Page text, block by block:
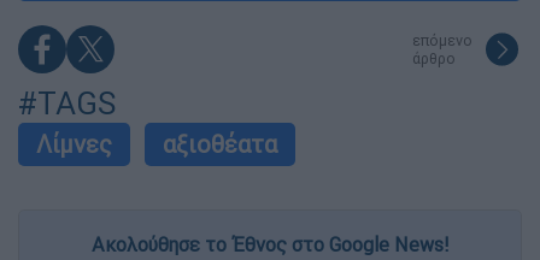
επόμενο
άρθρο
#TAGS
Λίμνες αξιοθέατα
Ακολούθησε το Έθνος στο Google News!